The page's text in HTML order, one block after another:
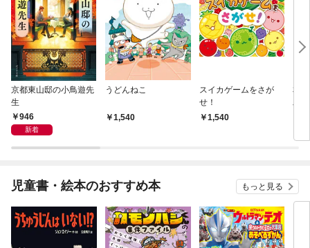
京都東山邸の小鳥遊先
生
946
新着
うどんねこ
1,540
スイカゲームをさが
せ！
1,540
本
工
児童書・絵本のおすすめ本 もっと見る